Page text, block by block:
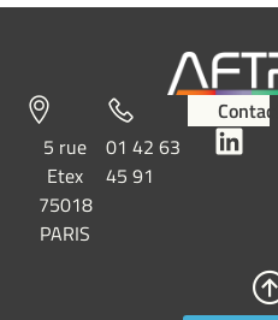
5 rue
Etex
75018
PARIS
01 42 63
45 91
Contact